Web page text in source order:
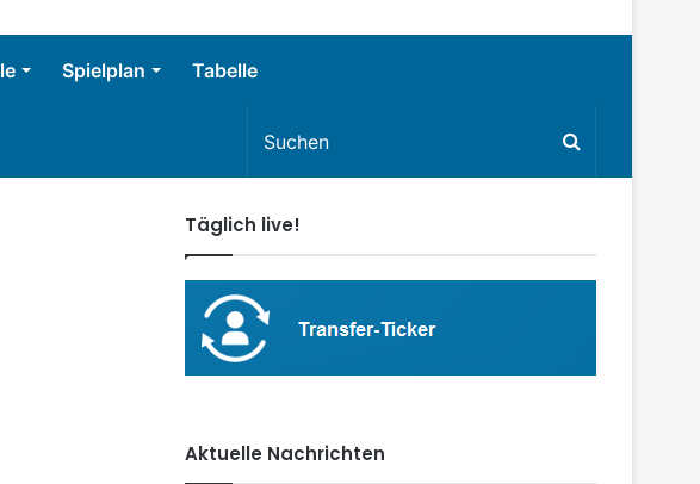
Spielplan Tabelle
Täglich live!
Aktuelle Nachrichten